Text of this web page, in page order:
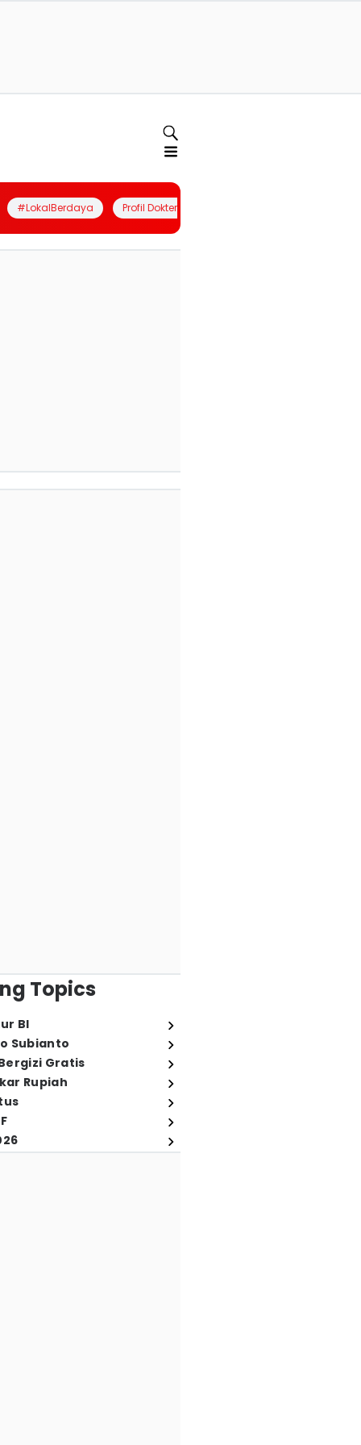
#LokalBerdaya Profil Dokter
Topics
BI
Subianto
Gratis
Rupiah